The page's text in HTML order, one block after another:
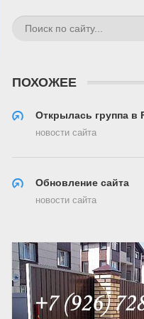
ПОХОЖЕЕ
Открылась группа в
новости сайта
Обновление сайта
новости сайта